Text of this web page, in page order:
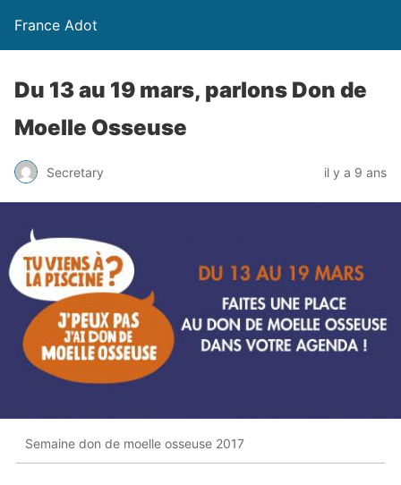
France Adot
Du 13 au 19 mars, parlons Don de
Moelle Osseuse
Secretary il y a 9 ans
Semaine don de moelle osseuse 2017